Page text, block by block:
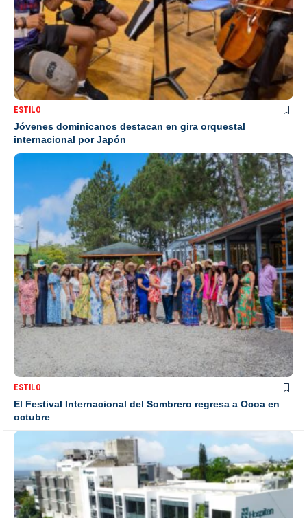
ESTILO
Jóvenes dominicanos destacan en gira orquestal
internacional por Japón
ESTILO
El Festival Internacional del Sombrero regresa a Ocoa en
octubre